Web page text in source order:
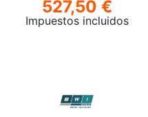
527,50 €
Impuestos incluidos